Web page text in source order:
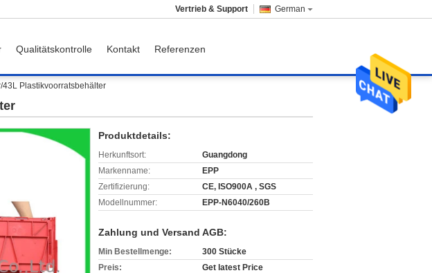
German
Vertrieb & Support
Qualitätskontrolle Kontakt Referenzen
Plastikvoorratsbehälter
Produktdetails:
Herkunftsort:
Guangdong
Markenname:
EPP
Zertifizierung:
CE, ISO900A , SGS
Modellnummer:
EPP-N6040/260B
Zahlung und Versand AGB:
Min Bestellmenge:
300 Stücke
Preis:
Get latest Price